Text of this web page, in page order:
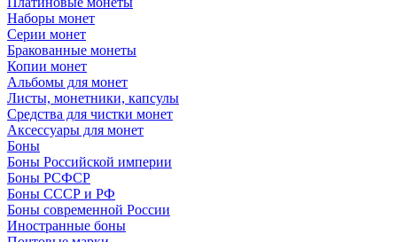
Наборы монет
Серии монет
Бракованные монеты
Копии монет
Альбомы для монет
Листы, монетники, капсулы
Средства для чистки монет
Аксессуары для монет
Боны
Боны Российской империи
Боны РСФСР
Боны СССР и РФ
Боны современной России
Иностранные боны